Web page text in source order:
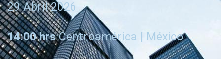
29 Abril 2026
14:00 hrsCentroamérica | México